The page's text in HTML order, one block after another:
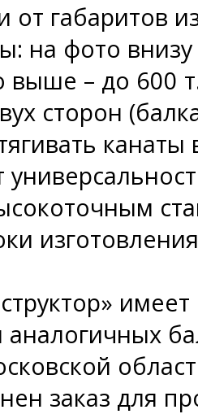
от габаритов
на фото
выше – до 600
сторон
аналогичных
заказ для